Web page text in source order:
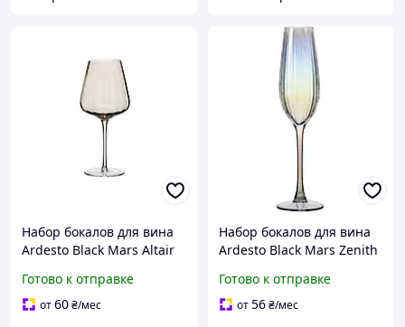
Набор бокалов для вина
Ardesto Black Mars Altair
золотистый
Готово к отправке
от60₴/мес
Набор бокалов для вина
Ardesto Black Mars Zenith
стекло для праздничного
стола 2 шт., Для
Готово к отправке
от56₴/мес